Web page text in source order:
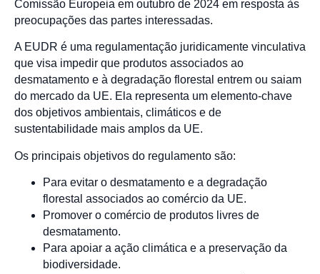
Comissão Europeia em outubro de 2024 em resposta às
preocupações das partes interessadas.
A EUDR é uma regulamentação juridicamente vinculativa
que visa impedir que produtos associados ao
desmatamento e à degradação florestal entrem ou saiam
do mercado da UE. Ela representa um elemento-chave
dos objetivos ambientais, climáticos e de
sustentabilidade mais amplos da UE.
Os principais objetivos do regulamento são:
Para evitar o desmatamento e a degradação
florestal associados ao comércio da UE.
Promover o comércio de produtos livres de
desmatamento.
Para apoiar a ação climática e a preservação da
biodiversidade.